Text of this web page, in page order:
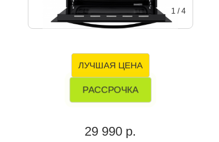
1 /4
ЛУЧШАЯ ЦЕНА
РАССРОЧКА
29 990 р.